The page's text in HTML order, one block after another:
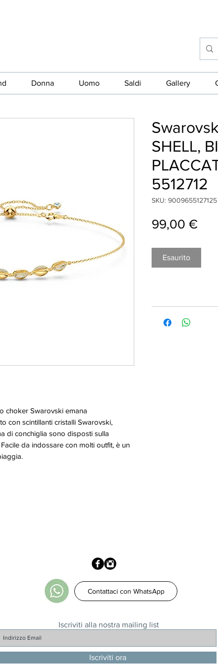
Donna Uomo Saldi Gallery
choker Swarovski emana
con scintillanti cristalli Swarovski,
di conchiglia sono disposti sulla
da indossare con molti outfit, è un
SHELL,
5512712
SKU: 9009655127125
99,00 €
Esaurito
Iscriviti alla nostra mailing list
Iscriviti ora
Contattaci con WhatsApp